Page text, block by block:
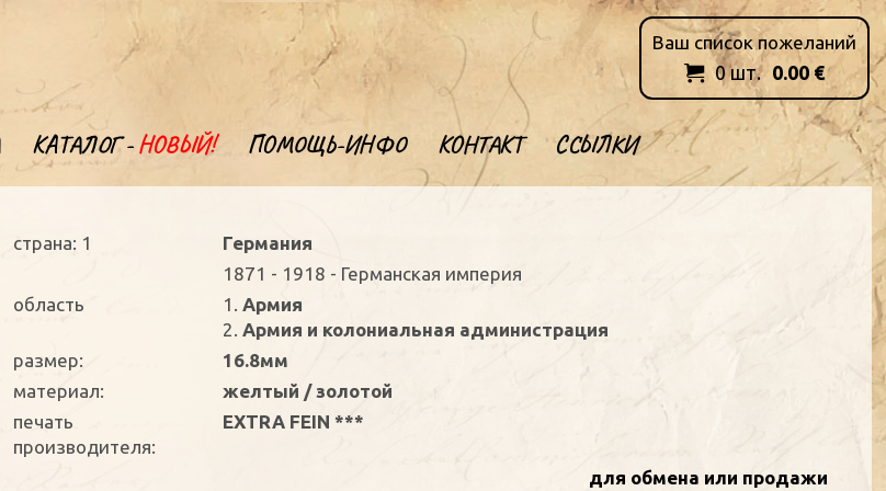
КАТАЛОГ -НОВЫЙ! ПОМОЩЬ-ИНФО КОНТАКТ ССЫЛКИ
Ваш список пожеланий
 0шт. 0.00 €
страна: 1
Германия
1871 - 1918 - Германская империя
oбласть
1. Армия
2. Армия и колониальная администрация
размер:
16.8мм
материал:
желтый / золотой
печать
производителя:
EXTRA FEIN ***
для обмена или продажи